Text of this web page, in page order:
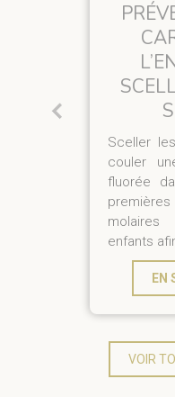
Sceller
couler
fluorée
molaires
enfants
EN
VOIR